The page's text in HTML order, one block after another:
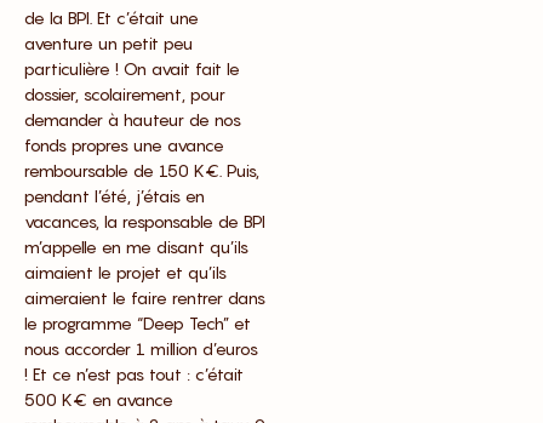
de la BPI. Et c’était une
aventure un petit peu
particulière ! On avait fait le
dossier, scolairement, pour
demander à hauteur de nos
fonds propres une avance
remboursable de 150 K€. Puis,
pendant l’été, j’étais en
vacances, la responsable de BPI
m’appelle en me disant qu’ils
aimaient le projet et qu’ils
aimeraient le faire rentrer dans
le programme “Deep Tech” et
nous accorder 1 million d’euros
! Et ce n’est pas tout : c’était
500 K€ en avance